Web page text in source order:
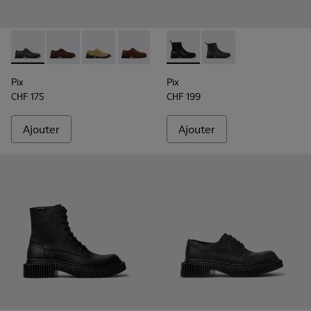
Pix - K101076-008 - Chaussures en cuir gris pour homme.
Pix - K101076-010 - Chaussures en cuir marron pour
Pix - K101076-006 - Chaussures en cuir
Pix - K101076-005 - Chaussures en
Pix - K101076-003 -
Pix - K101076-001 -
Pix
CHF 175
Ajouter
Pix - K300562-001 -
Pix - K300562-002 -
Pix
CHF 199
Ajouter